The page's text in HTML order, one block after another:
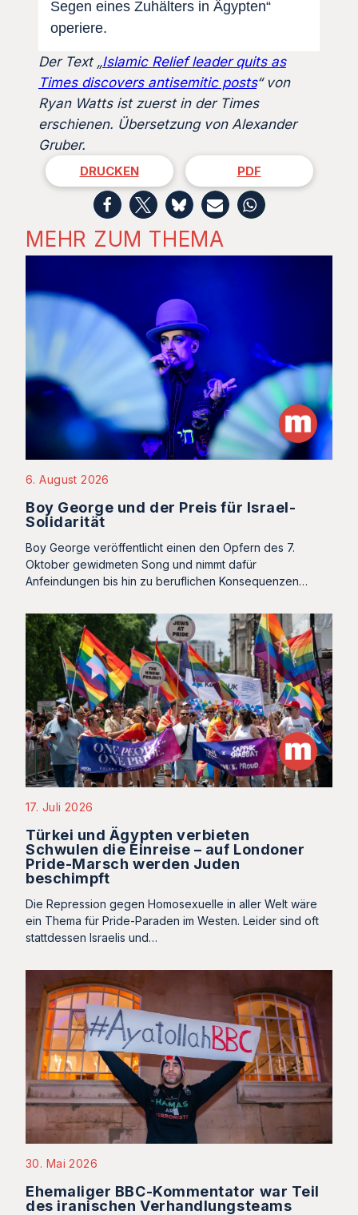
Segen eines Zuhälters in Ägypten“
operiere.
Der Text „Islamic Relief leader quits as
Times discovers antisemitic posts“ von
Ryan Watts ist zuerst in der Times
erschienen. Übersetzung von Alexander
Gruber.
DRUCKEN PDF
MEHR ZUM THEMA
6. August 2026
Boy George und der Preis für Israel-
Solidarität
Boy George veröffentlicht einen den Opfern des 7.
Oktober gewidmeten Song und nimmt dafür
Anfeindungen bis hin zu beruflichen Konsequenzen…
17. Juli 2026
Türkei und Ägypten verbieten
Schwulen die Einreise – auf Londoner
Pride-Marsch werden Juden
beschimpft
Die Repression gegen Homosexuelle in aller Welt wäre
ein Thema für Pride-Paraden im Westen. Leider sind oft
stattdessen Israelis und…
30. Mai 2026
Ehemaliger BBC-Kommentator war Teil
des iranischen Verhandlungsteams